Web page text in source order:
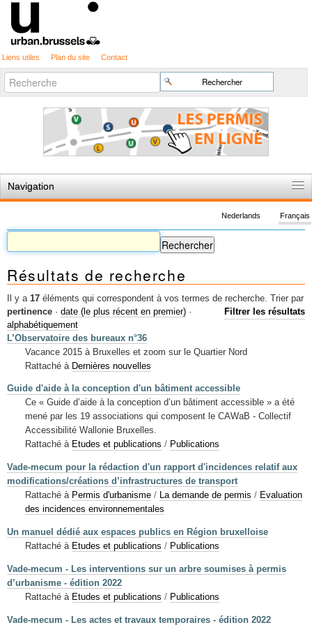
Liens utiles Plan du site Contact
Chercher par
Recherche
avancée…
Navigation
Règles du jeu
Permis d'urbanisme
Cartographie
Etudes et publications
Mots-clés
Renseignements urbanistiques
Français
Nederlands
Résultats de recherche
Il y a 17 éléments qui correspondent à vos termes de recherche.
Filtrer les résultats
Trier par
pertinence · date (le plus récent en premier) ·
alphabétiquement
L’Observatoire des bureaux n°36
Vacance 2015 à Bruxelles et zoom sur le Quartier Nord
Rattaché à Dernières nouvelles
Guide d'aide à la conception d'un bâtiment accessible
Ce « Guide d’aide à la conception d’un bâtiment accessible » a été
mené par les 19 associations qui composent le CAWaB - Collectif
Accessibilité Wallonie Bruxelles.
Rattaché à Etudes et publications / Publications
Vade-mecum pour la rédaction d'un rapport d'incidences relatif aux
modifications/créations d’infrastructures de transport
Rattaché à Permis d'urbanisme / La demande de permis / Evaluation
des incidences environnementales
Un manuel dédié aux espaces publics en Région bruxelloise
Rattaché à Etudes et publications / Publications
Vade-mecum - Les interventions sur un arbre soumises à permis
d’urbanisme - édition 2022
Rattaché à Etudes et publications / Publications
Vade-mecum - Les actes et travaux temporaires - édition 2022